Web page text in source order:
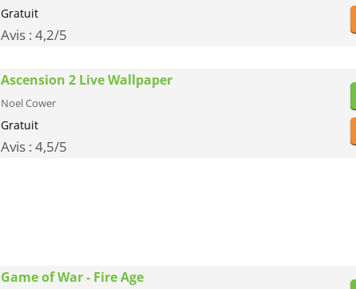
Gratuit
Avis : 4,2/5
Ascension 2 Live Wallpaper
Noel Cower
Gratuit
Avis : 4,5/5
Game of War - Fire Age